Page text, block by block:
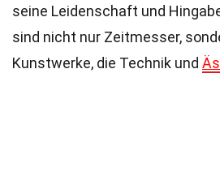
seine Leidenschaft und
sind nicht nur Zeitmesser,
Kunstwerke, die Technik und